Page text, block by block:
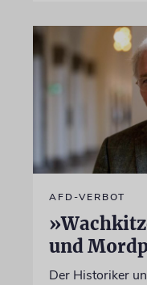
AFD-VERBOT
und
Der Historiker